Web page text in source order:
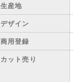
生産地
デザイン
商用登録
カット売り